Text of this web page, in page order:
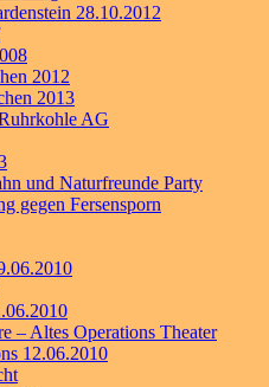
28.10.2012
2012
2013
AG
und Naturfreunde Party
gegen Fersensporn
– Altes Operations Theater
12.06.2010